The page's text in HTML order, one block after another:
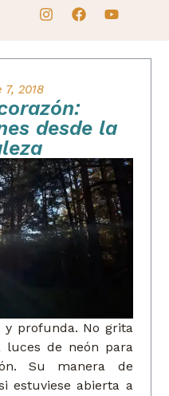
2018
desde la
y profunda. No grita
luces de neón para
Su manera de
estuviese abierta a